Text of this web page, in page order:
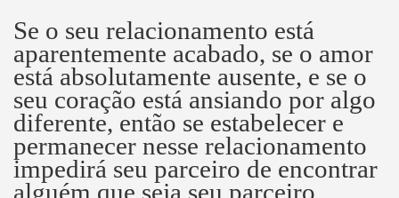
Se o seu relacionamento está
aparentemente acabado, se o amor
está absolutamente ausente, e se o
seu coração está ansiando por algo
diferente, então se estabelecer e
permanecer nesse relacionamento
impedirá seu parceiro de encontrar
alguém que seja seu parceiro